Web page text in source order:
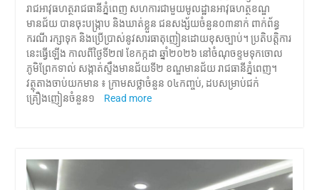
រាជអាវុធហត្ថរាជធានីភ្នំពេញ សហការជាមួយមូលដ្ឋានអាវុធហត្ថខណ្ឌ
មានជ័យ បានចុះបង្រ្កាប និងឃាត់ខ្លួន ជនសង្ស័យចំនួន០៣នាក់ ពាក់ព័ន្ធ
ករណី រក្សាទុក និងប្រើប្រាស់នូវសារធាតុញៀនដោយខុសច្បាប់។ ប្រតិបត្តិការ
នេះធ្វើឡើង កាលពីថ្ងៃទី២៧ ខែកក្កដា ឆ្នាំ២០២៦ នៅចំណុចខ្ទម​ទុក​ចោល​
ភូមិព្រែកទាល់​ សង្កាត់ស្ទឹងមានជ័យ​ទី២​ ខណ្ឌមានជ័យ​ រាជធានី​ភ្នំពេញ​។
វត្ថុតាងចាប់យកមាន ៖ ក្រាមសថ្លាចំនួន ០៤កញ្ចប់, ដបសម្រាប់ជក់
គ្រឿងញៀនចំនួន១
Read more